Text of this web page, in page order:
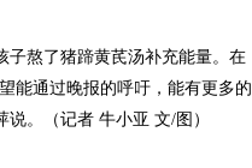
熬了猪蹄黄芪汤补充能量。在
能通过晚报的呼吁，能有更多的
。（记者 牛小亚 文/图）